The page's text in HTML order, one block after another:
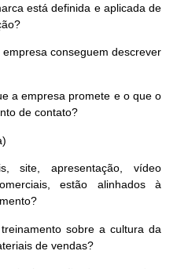
está definida e aplicada de
conseguem descrever
a empresa promete e o que o
de contato?
site, apresentação, vídeo
estão alinhados à
sobre a cultura da
de vendas?